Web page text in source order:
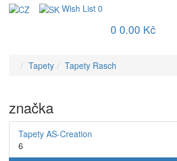
Wish List 0
0 0.00 Kč
Tapety Tapety Rasch
značka
Tapety AS-Creation
6